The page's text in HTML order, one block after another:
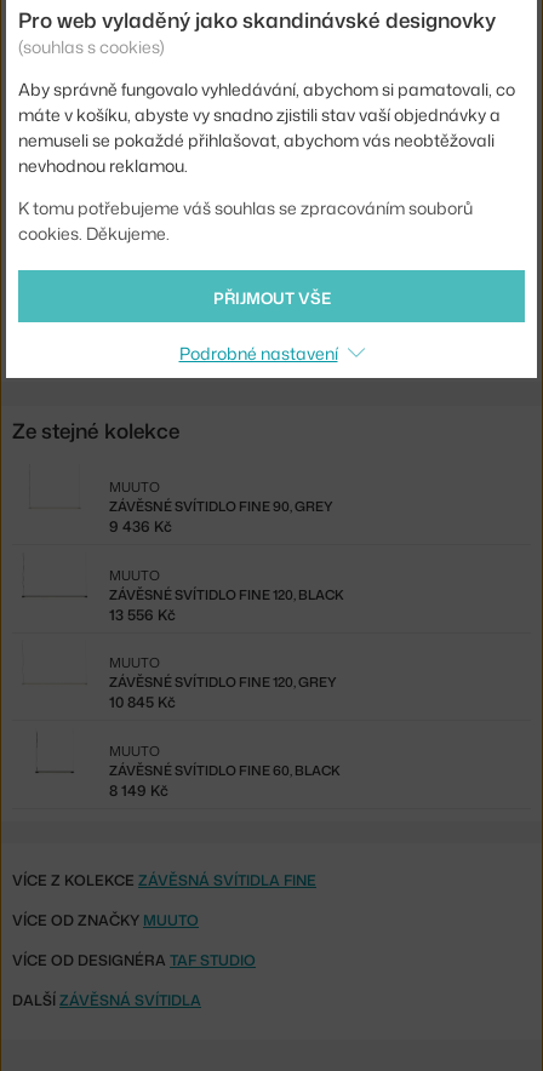
Délka kabelu:
4 m
Krytí:
Obsahuje stropní krytku: ano
Patice / zdroj:
vestavěný LED zdroj
Stmívatelné:
Kód produktu
MUU-FNSUS9001
Ste zo Slovenska? Prejdite naZávesné svietidlo Fine 90, black
Ze stejné kolekce
ZÁVĚSNÉ SVÍTIDLO FINE 90, GREY
MUUTO
9 436 Kč
ZÁVĚSNÉ SVÍTIDLO FINE 120, BLACK
MUUTO
13 556 Kč
ZÁVĚSNÉ SVÍTIDLO FINE 120, GREY
MUUTO
10 845 Kč
ZÁVĚSNÉ SVÍTIDLO FINE 60, BLACK
MUUTO
8 149 Kč
VÍCE Z KOLEKCE ZÁVĚSNÁ SVÍTIDLA FINE
VÍCE OD ZNAČKY MUUTO
VÍCE OD DESIGNÉRA TAF STUDIO
DALŠÍZÁVĚSNÁ SVÍTIDLA
Pro web vyladěný jako skandinávské designovky
(souhlas s cookies)
Aby správně fungovalo vyhledávání, abychom si pamatovali, co
máte v košíku, abyste vy snadno zjistili stav vaší objednávky a
nemuseli se pokaždé přihlašovat, abychom vás neobtěžovali
nevhodnou reklamou.
K tomu potřebujeme váš souhlas se zpracováním souborů
cookies. Děkujeme.
PŘIJMOUT VŠE
Podrobné nastavení